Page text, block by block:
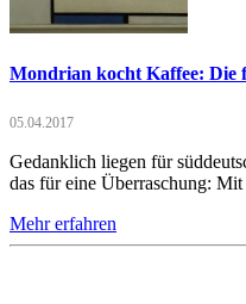
Mondrian kocht Kaffee: Die
05.04.2017
Gedanklich liegen für
das für eine Überraschung:
Mehr erfahren